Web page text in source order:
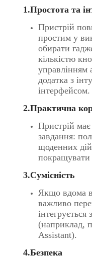
1.Простота та
Пристрій
простим у
обирати
кількістю
управлінням
додатка з
інтерфейсом.
2.Практична
Пристрій
завдання:
щоденних
покращувати
3.Сумісність
Якщо вдома
важливо
(наприклад,
Assistant).
4.Безпека